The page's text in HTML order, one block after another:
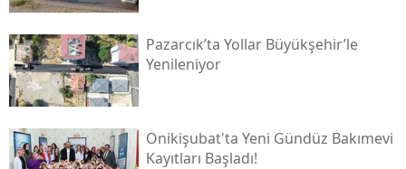
Pazarcık’ta Yollar Büyükşehir’le
Yenileniyor
Onikişubat'ta Yeni Gündüz Bakımevi
Kayıtları Başladı!